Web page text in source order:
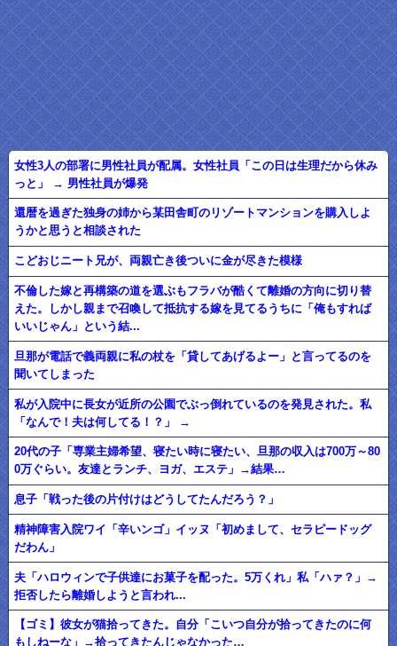
女性3人の部署に男性社員が配属。女性社員「この日は生理だから休み
っと」 → 男性社員が爆発
還暦を過ぎた独身の姉から某田舎町のリゾートマンションを購入しよ
うかと思うと相談された
こどおじニート兄が、両親亡き後ついに金が尽きた模様
不倫した嫁と再構築の道を選ぶもフラバが酷くて離婚の方向に切り替
えた。しかし親まで召喚して抵抗する嫁を見てるうちに「俺もすれば
いいじゃん」という結...
旦那が電話で義両親に私の杖を「貸してあげるよー」と言ってるのを
聞いてしまった
私が入院中に長女が近所の公園でぶっ倒れているのを発見された。私
「なんで！夫は何してる！？」 →
20代の子「専業主婦希望、寝たい時に寝たい、旦那の収入は700万～80
0万ぐらい。友達とランチ、ヨガ、エステ」→結果…
息子「戦った後の片付けはどうしてたんだろう？」
精神障害入院ワイ「辛いンゴ」イッヌ「初めまして、セラピードッグ
だわん」
夫「ハロウィンで子供達にお菓子を配った。5万くれ」私「ハァ？」→
拒否したら離婚しようと言われ...
【ゴミ】彼女が猫拾ってきた。自分「こいつ自分が拾ってきたのに何
もしねーな」→拾ってきたんじゃなかった…